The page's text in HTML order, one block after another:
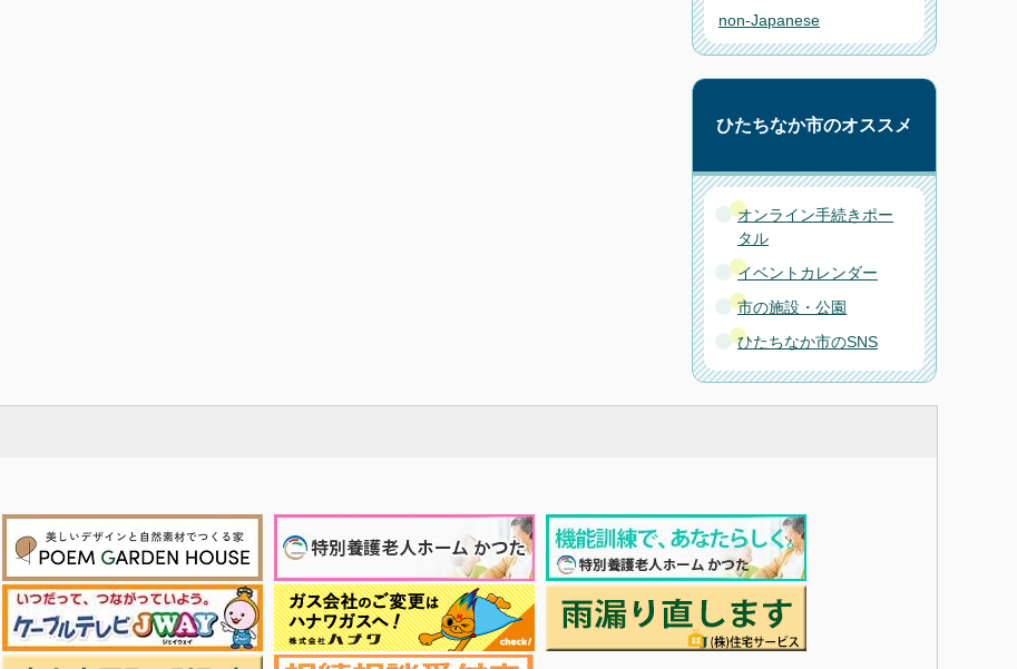
non-Japanese
ひたちなか市のオススメ
オンライン手続きポー
タル
イベントカレンダー
市の施設・公園
ひたちなか市のSNS